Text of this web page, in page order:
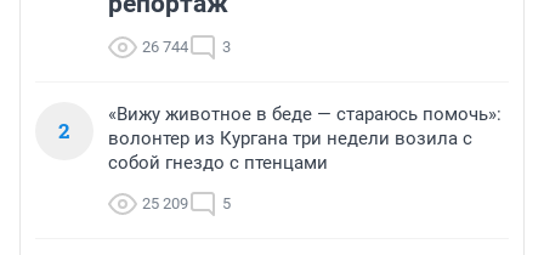
26 744 3
2
«Вижу животное в беде — стараюсь помочь»:
волонтер из Кургана три недели возила с
собой гнездо с птенцами
25 209 5